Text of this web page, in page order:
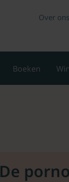
Over ons
Boeken
De